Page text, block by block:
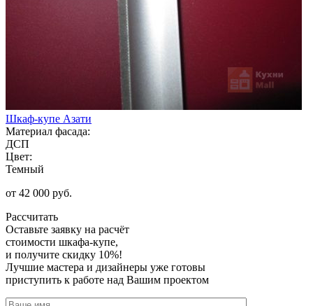
Шкаф-купе Азати
Материал фасада:
ДСП
Цвет:
Темный
от 42 000 руб.
Рассчитать
Оставьте заявку на расчёт
стоимости шкафа-купе,
и получите скидку 10%!
Лучшие мастера и дизайнеры уже готовы
приступить к работе над Вашим проектом